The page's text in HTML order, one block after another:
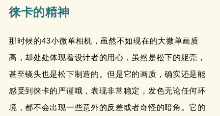
徕卡的精神
那时候的43小微单相机，虽然不如现在的大微单画质
高，却处处体现着设计者的用心，虽然是松下的躯壳，
甚至镜头也是松下制造的。但是它的画质，确实还是能
感受到徕卡的严谨哦，表现非常稳定，发色无论任何环
境，都不会出现一些意外的反差或者奇怪的暗角。它的